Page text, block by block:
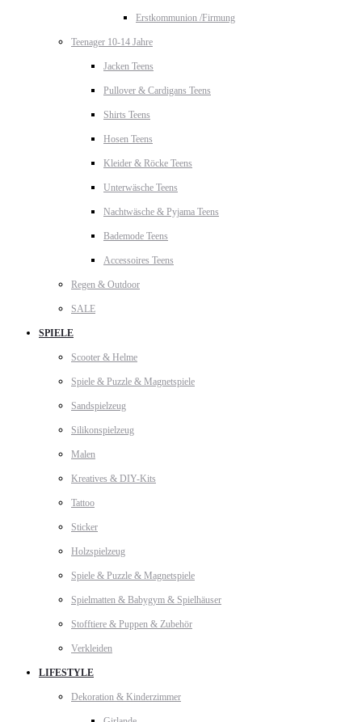
Erstkommunion /Firmung
Teenager 10-14 Jahre
Jacken Teens
Pullover & Cardigans Teens
Shirts Teens
Hosen Teens
Kleider & Röcke Teens
Unterwäsche Teens
Nachtwäsche & Pyjama Teens
Bademode Teens
Accessoires Teens
Regen & Outdoor
SALE
SPIELE
Scooter & Helme
Spiele & Puzzle & Magnetspiele
Sandspielzeug
Silikonspielzeug
Malen
Kreatives & DIY-Kits
Tattoo
Sticker
Holzspielzeug
Spiele & Puzzle & Magnetspiele
Spielmatten & Babygym & Spielhäuser
Stofftiere & Puppen & Zubehör
Verkleiden
LIFESTYLE
Dekoration & Kinderzimmer